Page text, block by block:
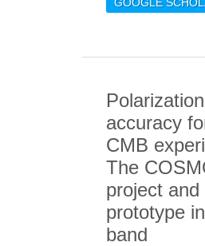
accuracy
CMB
The
project and
prototype
band